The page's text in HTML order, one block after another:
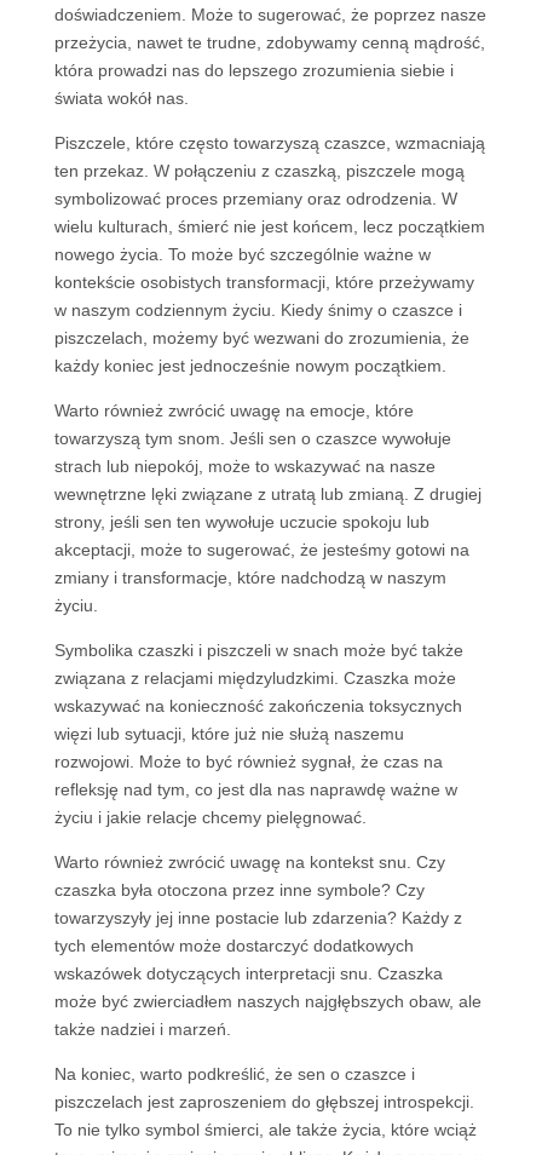
doświadczeniem. Może to sugerować, że poprzez nasze
przeżycia, nawet te trudne, zdobywamy cenną mądrość,
która prowadzi nas do lepszego zrozumienia siebie i
świata wokół nas.
Piszczele, które często towarzyszą czaszce, wzmacniają
ten przekaz. W połączeniu z czaszką, piszczele mogą
symbolizować proces przemiany oraz odrodzenia. W
wielu kulturach, śmierć nie jest końcem, lecz początkiem
nowego życia. To może być szczególnie ważne w
kontekście osobistych transformacji, które przeżywamy
w naszym codziennym życiu. Kiedy śnimy o czaszce i
piszczelach, możemy być wezwani do zrozumienia, że
każdy koniec jest jednocześnie nowym początkiem.
Warto również zwrócić uwagę na emocje, które
towarzyszą tym snom. Jeśli sen o czaszce wywołuje
strach lub niepokój, może to wskazywać na nasze
wewnętrzne lęki związane z utratą lub zmianą. Z drugiej
strony, jeśli sen ten wywołuje uczucie spokoju lub
akceptacji, może to sugerować, że jesteśmy gotowi na
zmiany i transformacje, które nadchodzą w naszym
życiu.
Symbolika czaszki i piszczeli w snach może być także
związana z relacjami międzyludzkimi. Czaszka może
wskazywać na konieczność zakończenia toksycznych
więzi lub sytuacji, które już nie służą naszemu
rozwojowi. Może to być również sygnał, że czas na
refleksję nad tym, co jest dla nas naprawdę ważne w
życiu i jakie relacje chcemy pielęgnować.
Warto również zwrócić uwagę na kontekst snu. Czy
czaszka była otoczona przez inne symbole? Czy
towarzyszyły jej inne postacie lub zdarzenia? Każdy z
tych elementów może dostarczyć dodatkowych
wskazówek dotyczących interpretacji snu. Czaszka
może być zwierciadłem naszych najgłębszych obaw, ale
także nadziei i marzeń.
Na koniec, warto podkreślić, że sen o czaszce i
piszczelach jest zaproszeniem do głębszej introspekcji.
To nie tylko symbol śmierci, ale także życia, które wciąż